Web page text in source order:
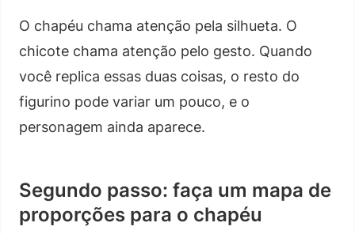
O chapéu chama atenção pela silhueta. O
chicote chama atenção pelo gesto. Quando
você replica essas duas coisas, o resto do
figurino pode variar um pouco, e o
personagem ainda aparece.
Segundo passo: faça um mapa de
proporções para o chapéu